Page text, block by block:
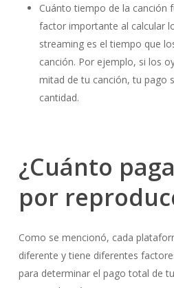
Cuánto tiempo de la canción
factor importante al calcular
streaming es el tiempo que
canción. Por ejemplo, si los
mitad de tu canción, tu pago
cantidad.
¿Cuánto
por
Como se mencionó, cada
diferente y tiene diferentes
para determinar el pago total de